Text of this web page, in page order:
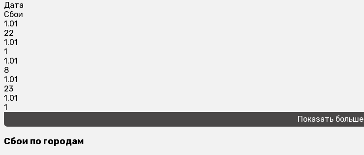
Дата
Сбои
1.01
22
1.01
1
1.01
8
1.01
23
1.01
1
Показать больше
Сбои по городам